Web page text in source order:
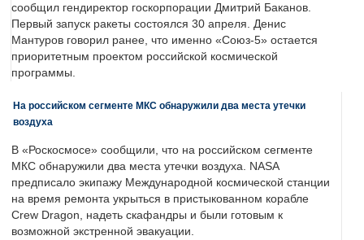
сообщил гендиректор госкорпорации Дмитрий Баканов.
Первый запуск ракеты состоялся 30 апреля. Денис
Мантуров говорил ранее, что именно «Союз-5» остается
приоритетным проектом российской космической
программы.
На российском сегменте МКС обнаружили два места утечки
воздуха
В «Роскосмосе» сообщили, что на российском сегменте
МКС обнаружили два места утечки воздуха. NASA
предписало экипажу Международной космической станции
на время ремонта укрыться в пристыкованном корабле
Crew Dragon, надеть скафандры и были готовым к
возможной экстренной эвакуации.